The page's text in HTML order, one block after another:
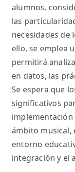
alumnos,
las
necesidades de
ello, se emplea
permitirá
en datos, las
Se espera que
significativos
implementación
ámbito musical,
entorno
integración y el